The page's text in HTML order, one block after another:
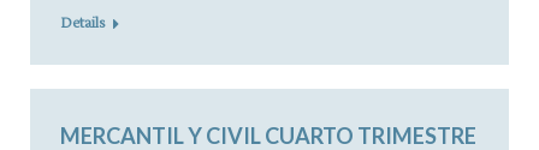
Details
MERCANTIL Y CIVIL CUARTO TRIMESTRE